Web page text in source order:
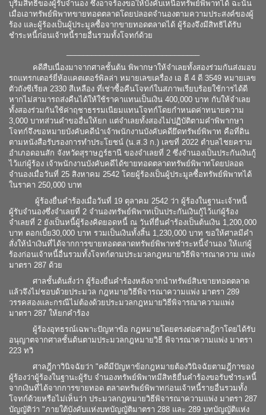
บุริมสิทธิของผู้รับจำนอง ซึ่งอาจร้องขอให้บังคับเหนือทรัพย์พิพาทได้ ฉะนั้น
เมื่อเอาทรัพย์พิพาทขายทอดตลาดโดยปลอดจำนองตามความประสงค์ของผู้
ร้อง และผู้ร้องเป็นผู้ประมูลซื้อจากขายทอดตลาดได้ ผู้ร้องจึงมีสิทธิได้รับ
ชำระหนี้ก่อนเจ้าหนี้รายอื่นรวมทั้งโจทก์ด้วย
คดีสืบเนื่องมาจากศาลชั้นต้น พิพากษาให้จำเลยทั้งสองร่วมกันส่งมอบ
รถแทรกเตอร์ยี่ห้อแคตเตอร์พิลล่า หมายเลขเครื่อง เอ ดี 4 ดี 3549 หมายเลข
ตัวถังซีเรียล 2330 สีเหลือง ที่เช่าซื้อคืนโจทก์ในสภาพเรียบร้อยใช้การได้ดี
หากไม่สามารถส่งคืนได้ให้ใช้ราคาแทนเป็นเงิน 400,000 บาท กับให้จำเลย
ทั้งสองร่วมกันใช้ค่าฤชาธรรมเนียมแทนโจทก์โดยกำหนดค่าทนายความ
3,000 บาทส่วนคำขออื่นให้ยก แต่จำเลยทั้งสองไม่ปฏิบัติตามคำพิพากษา
โจทก์จึงขอหมายบังคับคดีนำเจ้าพนักงานบังคับคดียึดทรัพย์พิพาท คือที่ดิน
ตามหนังสือรับรองการทำประโยชน์ (น.ส.3 ก.) เลขที่ 2022 ตำบลไชยคราม
อำเภอดอนสัก จังหวัดสุราษฎร์ธานี ของจำเลยที่ 2 ซึ่งจำนองเป็นประกันเงินกู้
ไว้แก่ผู้ร้อง เจ้าพนักงานบังคับคดีได้ขายทอดตลาดทรัพย์พิพาทโดยปลอด
จำนองเมื่อวันที่ 25 สิงหาคม 2542 โดยผู้ร้องเป็นผู้ประมูลซื้อทรัพย์พิพาทได้
ในราคา 250,000 บาท
ผู้ร้องยื่นคำร้องเมื่อวันที่ 19 ตุลาคม 2542 ว่า ผู้ร้องในฐานะเจ้าหนี้
ผู้รับจำนองซึ่งจำเลยที่ 2 จำนองทรัพย์พิพาทเป็นประกันเงินกู้ไว้แก่ผู้ร้อง
จำเลยที่ 2 ยังเป็นหนี้ผู้ร้องคิดยอดหนี้ ณ วันที่ยื่นคำร้องเป็นต้นเงิน 1,200,000
บาท ดอกเบี้ย30,000 บาท รวมเป็นเงินทั้งสิ้น 1,230,000 บาท ขอให้ศาลมีคำ
สั่งให้นำเงินที่ได้จากการขายทอดตลาดทรัพย์พิพาทชำระหนี้จำนอง ให้แก่ผู้
ร้องก่อนเจ้าหนี้อื่นรวมทั้งโจทก์ตามประมวลกฎหมายวิธีพิจารณาความ แพ่ง
มาตรา 287 ด้วย
ศาลชั้นต้นสั่งว่า ผู้ร้องยื่นคำร้องหลังจากนำทรัพย์สินขายทอดตลาด
แล้วจึงไม่ชอบด้วยประมวล กฎหมายวิธีพิจารณาความแพ่ง มาตรา 289
วรรคสองและกรณีไม่ต้องด้วยประมวลกฎหมายวิธีพิจารณาความแพ่ง
มาตรา 287 ให้ยกคำร้อง
ผู้ร้องอุทธรณ์เฉพาะปัญหาข้อ กฎหมายโดยตรงต่อศาลฎีกาโดยได้รับ
อนุญาตจากศาลชั้นต้นตามประมวลกฎหมายวิธี พิจารณาความแพ่ง มาตรา
223 ทวิ
ศาลฎีกาวินิจฉัยว่า "คดีมีปัญหาข้อกฎหมายต้องวินิจฉัยตามฎีกาของ
ผู้ร้องว่าผู้ร้องในฐานะผู้รับ จำนองทรัพย์พิพาทมีสิทธิยื่นคำร้องขอรับชำระหนี้
จากเงินที่ได้จากการขายทอด ตลาดทรัพย์พิพาทก่อนเจ้าหนี้รายอื่นรวมทั้ง
โจทก์ด้วยหรือไม่เห็นว่า ประมวลกฎหมายวิธีพิจารณาความแพ่ง มาตรา 287
บัญญัติว่า "ภายใต้บังคับแห่งบทบัญญัติมาตรา 288 และ 289 บทบัญญัติแห่ง